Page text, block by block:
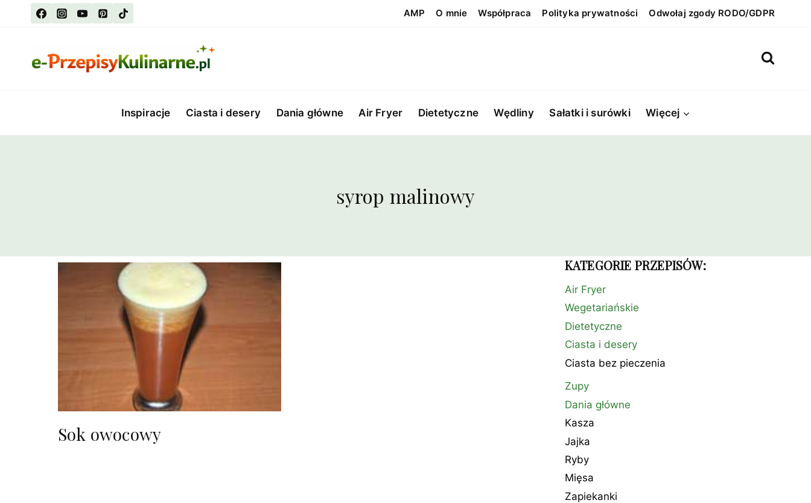
AMP O mnie Współpraca Polityka prywatności Odwołaj zgody RODO/GDPR
Inspiracje Ciasta i desery Dania główne Air Fryer Dietetyczne Wędliny Sałatki i surówki Więcej
syrop malinowy
Sok owocowy
KATEGORIE PRZEPISÓW:
Air Fryer
Wegetariańskie
Dietetyczne
Ciasta i desery
Ciasta bez pieczenia
Zupy
Dania główne
Kasza
Jajka
Ryby
Mięsa
Zapiekanki